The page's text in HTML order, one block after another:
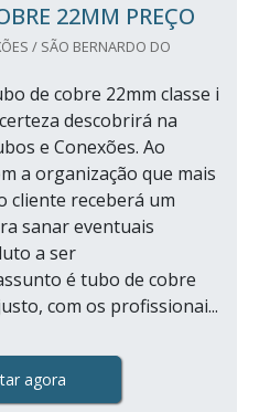
22MM PREÇO
/ SÃO BERNARDO DO
de cobre 22mm classe i
descobrirá na
e Conexões. Ao
a organização que mais
cliente receberá um
sanar eventuais
a ser
é tubo de cobre
com os profissionai...
agora